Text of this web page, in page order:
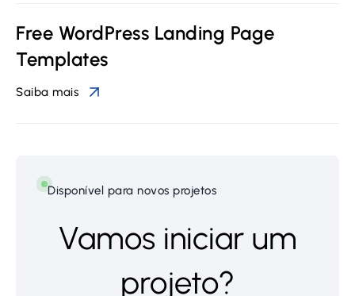
Free WordPress Landing Page
Templates
Saiba mais
Disponível para novos projetos
Vamos iniciar um
projeto?